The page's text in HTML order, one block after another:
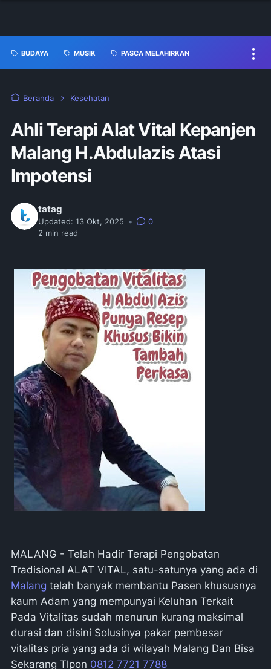
BUDAYA MUSIK PASCA MELAHIRKAN
Beranda Kesehatan
Ahli Terapi Alat Vital Kepanjen
Malang H.Abdulazis Atasi
Impotensi
tatag
Updated: 13 Okt, 2025 •
0
2 min read
MALANG - Telah Hadir Terapi Pengobatan
Tradisional ALAT VITAL, satu-satunya yang ada di
Malang telah banyak membantu Pasen khususnya
kaum Adam yang mempunyai Keluhan Terkait
Pada Vitalitas sudah menurun kurang maksimal
durasi dan disini Solusinya pakar pembesar
vitalitas pria yang ada di wilayah Malang Dan Bisa
Sekarang Tlpon 0812 7721 7788